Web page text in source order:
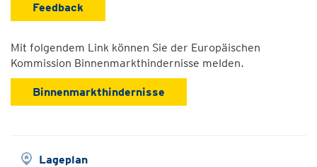
Feedback
Mit folgendem Link können Sie der Europäischen
Kommission Binnenmarkthindernisse melden.
Binnenmarkthindernisse
Lageplan